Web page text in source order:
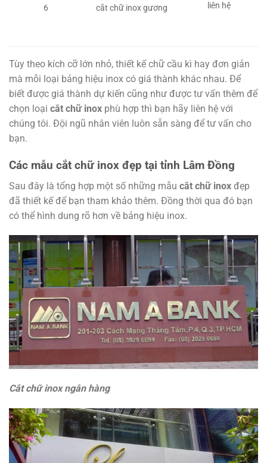
6 cắt chữ inox gương liên hệ
Tùy theo kích cỡ lớn nhỏ, thiết kế chữ cầu kì hay đơn giản
mà mỗi loại bảng hiệu inox có giá thành khác nhau. Để
biết được giá thành dự kiến cũng như được tư vấn thêm để
chọn loại cắt chữ inox phù hợp thì bạn hãy liên hệ với
chúng tôi. Đội ngũ nhân viên luôn sẵn sàng để tư vấn cho
bạn.
Các mẫu cắt chữ inox đẹp tại tỉnh Lâm Đồng
Sau đây là tổng hợp một số những mẫu cắt chữ inox đẹp
đã thiết kế để bạn tham khảo thêm. Đồng thời qua đó bạn
có thể hình dung rõ hơn về bảng hiệu inox.
Cắt chữ inox ngân hàng